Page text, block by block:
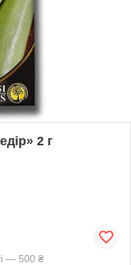
2 г
— 500 ₴